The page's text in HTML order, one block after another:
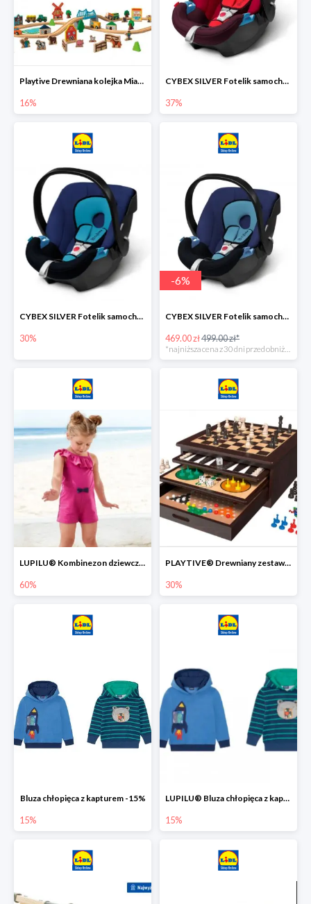
Playtive Drewniana kolejka Miasto lub Farma
16%
CYBEX SILVER Fotelik samochodowy
37%
CYBEX SILVER Fotelik samochodowy -30%
30%
-6%
CYBEX SILVER Fotelik samochodowy + dostawa gratis!
469.00 zł499.00 zł*
*najniższa cena z 30 dni przed obniżką
LUPILU® Kombinezon dziewczęcy z bawełny
60%
PLAYTIVE® Drewniany zestaw gier 10 w 1
30%
Bluza chłopięca z kapturem -15%
15%
LUPILU® Bluza chłopięca z kapturem
15%